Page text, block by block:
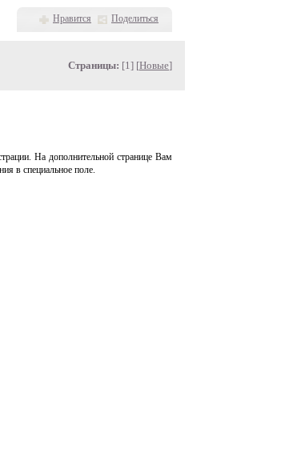
Нравится Поделиться
Страницы: [1] [Новые]
На дополнительной странице Вам
в специальное поле.